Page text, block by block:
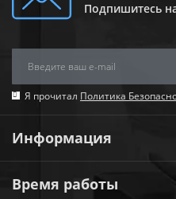
Подпишитесь
Я прочитал Политика
Информация
Время работы